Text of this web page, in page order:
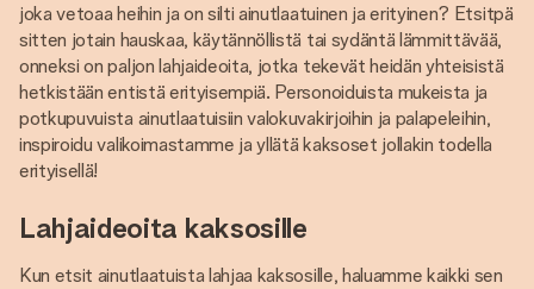
joka vetoaa heihin ja on silti ainutlaatuinen ja erityinen? Etsitpä
sitten jotain hauskaa, käytännöllistä tai sydäntä lämmittävää,
onneksi on paljon lahjaideoita, jotka tekevät heidän yhteisistä
hetkistään entistä erityisempiä. Personoiduista mukeista ja
potkupuvuista ainutlaatuisiin valokuvakirjoihin ja palapeleihin,
inspiroidu valikoimastamme ja yllätä kaksoset jollakin todella
erityisellä!
Lahjaideoita kaksosille
Kun etsit ainutlaatuista lahjaa kaksosille, haluamme kaikki sen